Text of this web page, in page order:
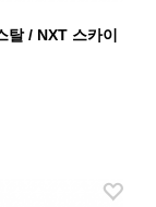
/ NXT 스카이